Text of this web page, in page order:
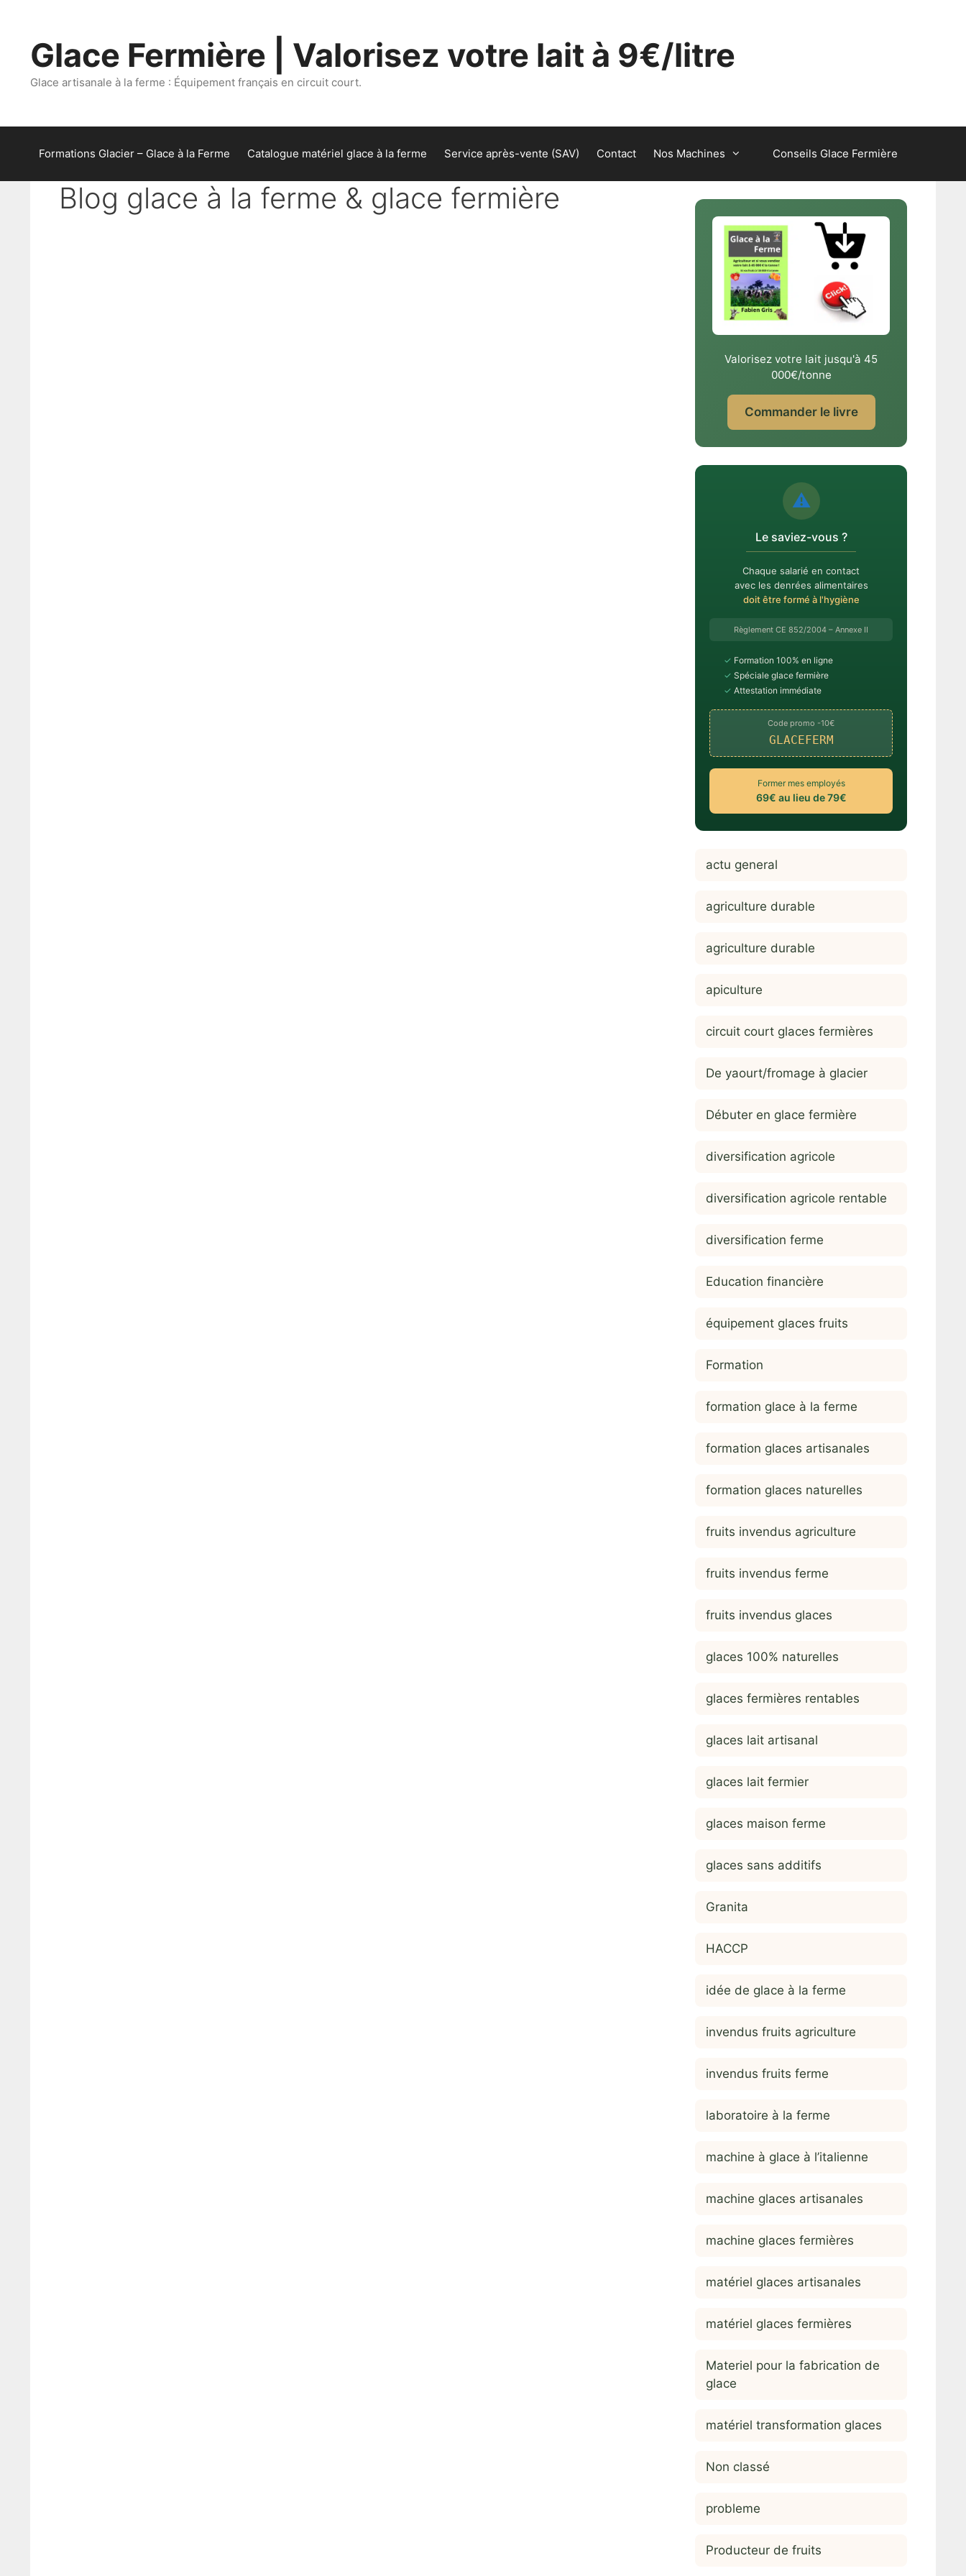
contenuGlace Fermière | Valorisez votre lait à 9€/litre
Glace artisanale à la ferme : Équipement français en circuit court.
Formations Glacier – Glace à la Ferme Catalogue matériel glace à la ferme Service après-vente (SAV) Contact Nos Machines Conseils Glace Fermière
Blog glace à la ferme & glace fermière
Valorisez votre lait jusqu'à 45
000€/tonne
Commander le livre
⚠️
Le saviez-vous ?
Chaque salarié en contact
avec les denrées alimentaires
doit être formé à l'hygiène
Règlement CE 852/2004 – Annexe II
✓ Formation 100% en ligne
✓ Spéciale glace fermière
✓ Attestation immédiate
Code promo -10€
GLACEFERM
Former mes employés
69€ au lieu de 79€
actu general
agriculture durable
agriculture durable
apiculture
circuit court glaces fermières
De yaourt/fromage à glacier
Débuter en glace fermière
diversification agricole
diversification agricole rentable
diversification ferme
Education financière
équipement glaces fruits
Formation
formation glace à la ferme
formation glaces artisanales
formation glaces naturelles
fruits invendus agriculture
fruits invendus ferme
fruits invendus glaces
glaces 100% naturelles
glaces fermières rentables
glaces lait artisanal
glaces lait fermier
glaces maison ferme
glaces sans additifs
Granita
HACCP
idée de glace à la ferme
invendus fruits agriculture
invendus fruits ferme
laboratoire à la ferme
machine à glace à l’italienne
machine glaces artisanales
machine glaces fermières
matériel glaces artisanales
matériel glaces fermières
Materiel pour la fabrication de
glace
matériel transformation glaces
Non classé
probleme
Producteur de fruits